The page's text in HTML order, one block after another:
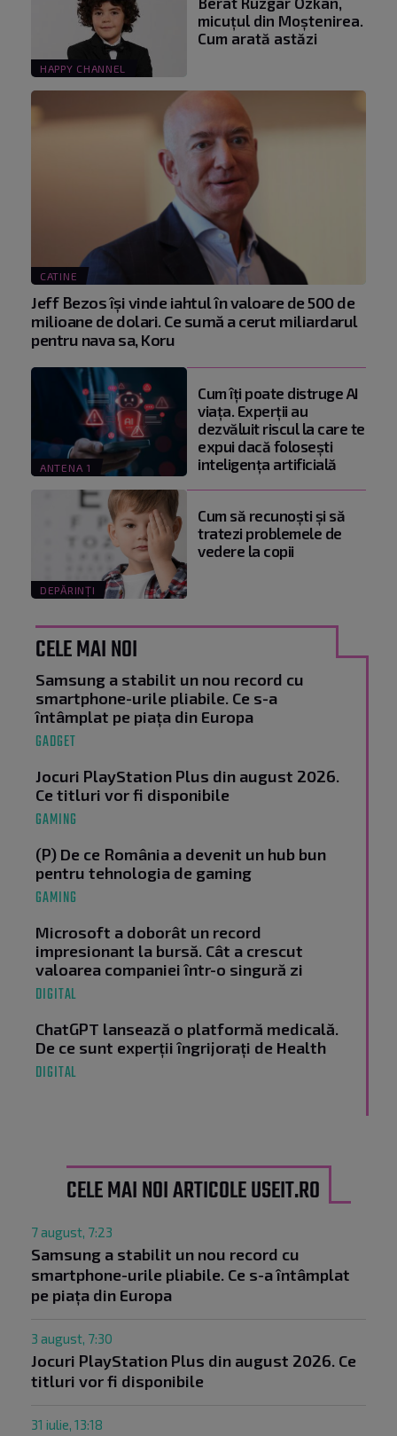
HAPPY CHANNEL
micuțul din Moștenirea.
Cum arată astăzi
CATINE
Jeff Bezos își vinde iahtul în valoare de 500 de
milioane de dolari. Ce sumă a cerut miliardarul
pentru nava sa, Koru
ANTENA 1
Cum îți poate distruge AI
viața. Experții au
dezvăluit riscul la care te
expui dacă folosești
inteligența artificială
DEPĂRINȚI
Cum să recunoști și să
tratezi problemele de
vedere la copii
CELE MAI NOI
Samsung a stabilit un nou record cu
smartphone-urile pliabile. Ce s-a
întâmplat pe piața din Europa
GADGET
Jocuri PlayStation Plus din august 2026.
Ce titluri vor fi disponibile
GAMING
(P) De ce România a devenit un hub bun
pentru tehnologia de gaming
GAMING
Microsoft a doborât un record
impresionant la bursă. Cât a crescut
valoarea companiei într-o singură zi
DIGITAL
ChatGPT lansează o platformă medicală.
De ce sunt experții îngrijorați de Health
DIGITAL
CELE MAI NOI ARTICOLE USEIT.RO
7 august, 7:23
Samsung a stabilit un nou record cu
smartphone-urile pliabile. Ce s-a întâmplat
pe piața din Europa
3 august, 7:30
Jocuri PlayStation Plus din august 2026. Ce
titluri vor fi disponibile
31 iulie, 13:18